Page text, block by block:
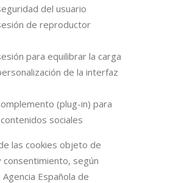
del usuario
de reproductor
para equilibrar la carga
de la interfaz
(plug-in) para
sociales
las cookies objeto de
consentimiento, según
Española de